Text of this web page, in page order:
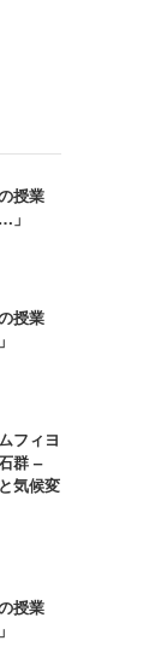
授業
」
授業
フィヨ
群 –
気候変
授業